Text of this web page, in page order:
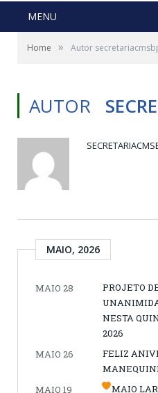
MENU
Home » Autor
AUTOR
MAIO, 2026
MAIO 28
PROJETO
NESTA
2026
MAIO 26
FELIZ
MAIO 19
MAIO